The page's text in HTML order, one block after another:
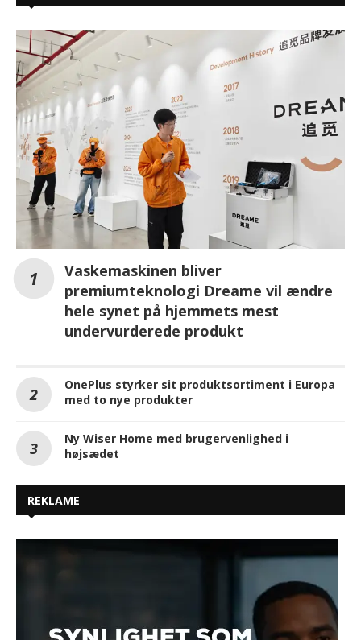
Vaskemaskinen bliver
premiumteknologi Dreame vil ændre
hele synet på hjemmets mest
undervurderede produkt
OnePlus styrker sit produktsortiment i Europa
med to nye produkter
Ny Wiser Home med brugervenlighed i
højsædet
REKLAME